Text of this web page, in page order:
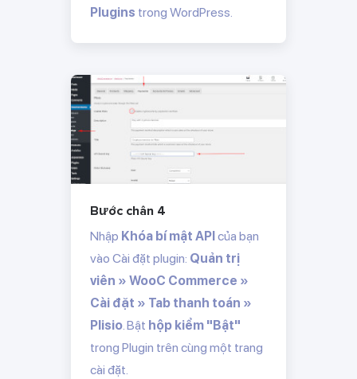
Plugins trong WordPress.
Bước chân 4
Nhập Khóa bí mật APIcủa bạn
vào Cài đặt plugin: Quản trị
viên » WooC Commerce »
Cài đặt » Tab thanh toán »
Plisio. Bật hộp kiểm "Bật"
trong Plugin trên cùng một trang
cài đặt.